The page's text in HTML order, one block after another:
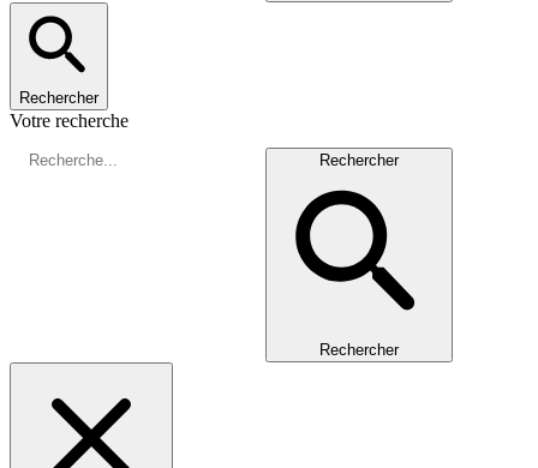
Rechercher
Votre recherche
Rechercher
Rechercher